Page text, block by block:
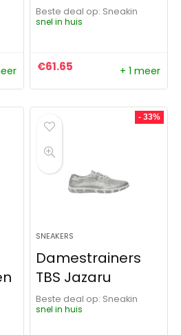
Beste deal op:
Sneakin
snel in huis
€61.65 + 1 meer
- 33%
SNEAKERS
Damestrainers
TBS Jazaru
Beste deal op:
Sneakin
snel in huis